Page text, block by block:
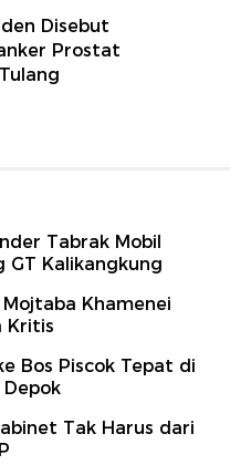
Disebut
Prostat
Tabrak Mobil
GT Kalikangkung
Khamenei
Kritis
Bos Piscok Tepat di
Tak Harus dari